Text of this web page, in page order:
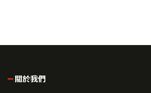
關於我們